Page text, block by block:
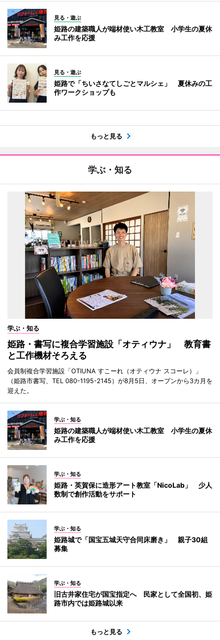
見る・遊ぶ
姫路の建築職人が端材使い木工教室 小学生の夏休
み工作を応援
見る・遊ぶ
姫路で「ちいさなてしごとマルシェ」 夏休みの工
作ワークショップも
もっと見る
学ぶ・知る
学ぶ・知る
姫路・書写に複合学習施設「オティウナ」 教育書
と工作機材そろえる
会員制複合学習施設「OTIUNA すこーれ（オティウナ スコーレ）」
（姫路市書写、TEL 080-1195-2145）が8月5日、オープンから3カ月を
迎えた。
学ぶ・知る
姫路の建築職人が端材使い木工教室 小学生の夏休
み工作を応援
学ぶ・知る
姫路・英賀保に造形アート教室「NicoLab」 少人
数制で創作活動をサポート
学ぶ・知る
姫路城で「国宝五城天守合同床磨き」 親子30組
募集
学ぶ・知る
旧古井家住宅が国宝指定へ 民家として全国初、姫
路市内では姫路城以来
もっと見る